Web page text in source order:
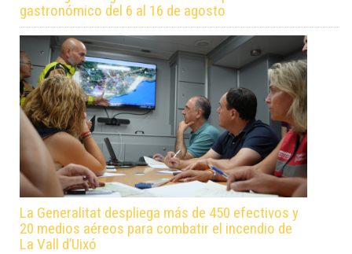
gastronómico del 6 al 16 de agosto
La Generalitat despliega más de 450 efectivos y
20 medios aéreos para combatir el incendio de
La Vall d’Uixó